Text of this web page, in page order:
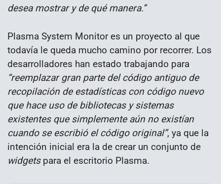
desea mostrar y de qué manera.”
Plasma System Monitor es un proyecto al que
todavía le queda mucho camino por recorrer. Los
desarrolladores han estado trabajando para
“reemplazar gran parte del código antiguo de
recopilación de estadísticas con código nuevo
que hace uso de bibliotecas y sistemas
existentes que simplemente aún no existían
cuando se escribió el código original”, ya que la
intención inicial era la de crear un conjunto de
widgetspara el escritorio Plasma.